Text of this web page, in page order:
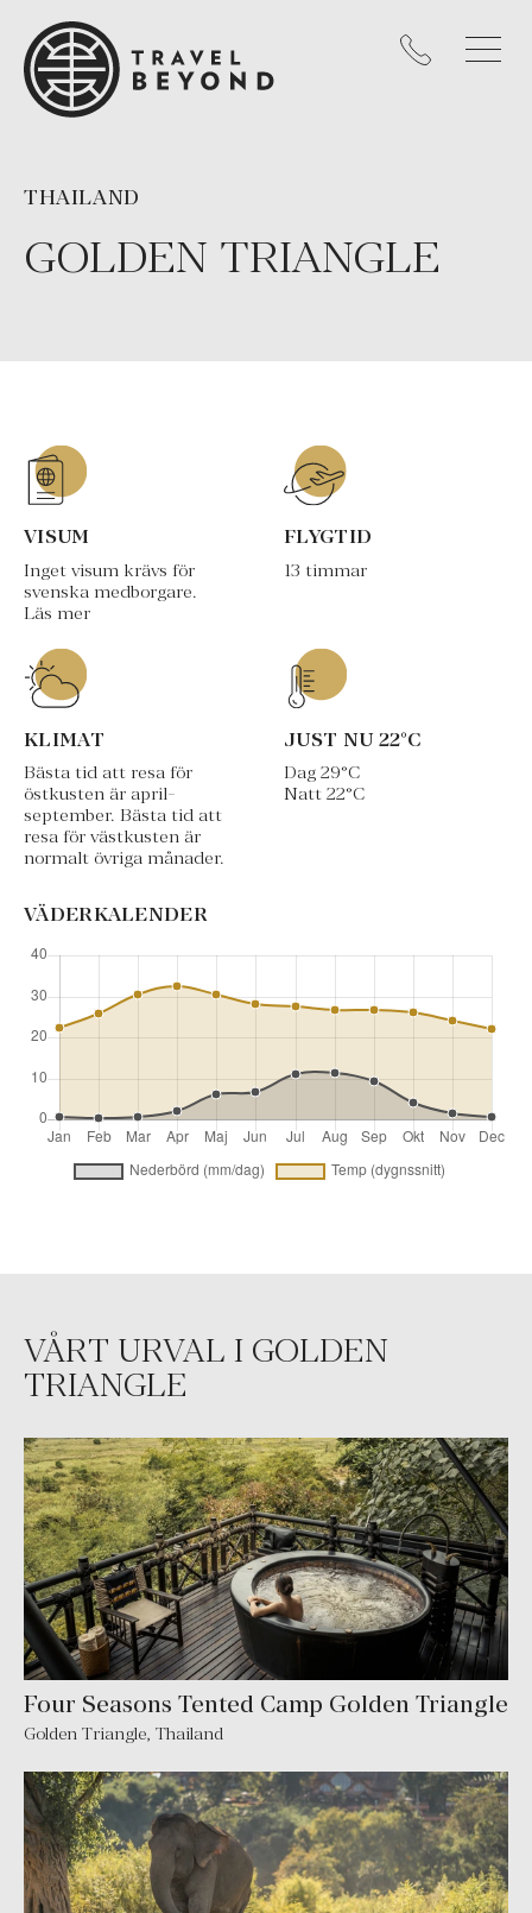
GOLDEN TRIANGLE
THAILAND
VISUM
Inget visum krävs för
svenska medborgare.
Läs mer
FLYGTID
13 timmar
KLIMAT
Bästa tid att resa för
östkusten är april-
september. Bästa tid att
resa för västkusten är
normalt övriga månader.
JUST NU 22°C
Dag 29°C
Natt 22°C
VÄDERKALENDER
VÅRT URVAL I GOLDEN
TRIANGLE
Four Seasons Tented Camp Golden Triangle
Golden Triangle, Thailand